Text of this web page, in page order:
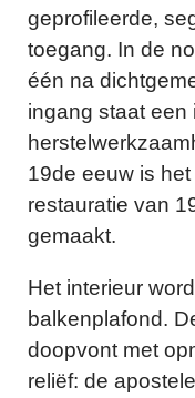
geprofileerde,
toegang. In de
één na
ingang staat een
19de eeuw is
restauratie van
gemaakt.
Het interieur
balkenplafond.
doopvont met
reliëf: de